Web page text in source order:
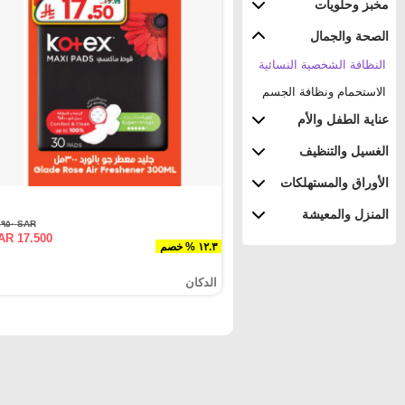
مخبز وحلويات
الصحة والجمال
النظافة الشخصية النسائية
الاستحمام ونظافة الجسم
عناية الطفل والأم
الغسيل والتنظيف
الأوراق والمستهلكات
المنزل والمعيشة
١٢.٣ % خصم
SAR ١٩.٩٥٠
17.500
الدكان